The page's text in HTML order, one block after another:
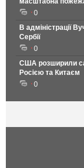
0
В адміністрації
Сербії
0
США розширили
Росією та Китаєм
0